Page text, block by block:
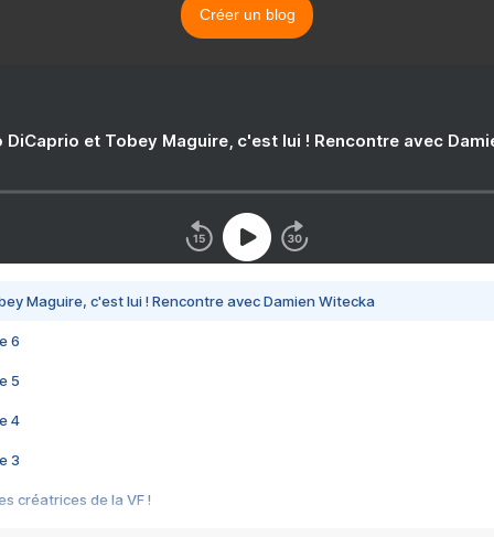
Créer un blog
DiCaprio et Tobey Maguire, c'est lui ! Rencontre avec
Maguire, c'est lui ! Rencontre avec Damien Witecka
6
5
4
3
créatrices de la VF !